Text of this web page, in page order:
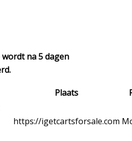
na 5 dagen
Plaats
https://igetcartsforsale.com